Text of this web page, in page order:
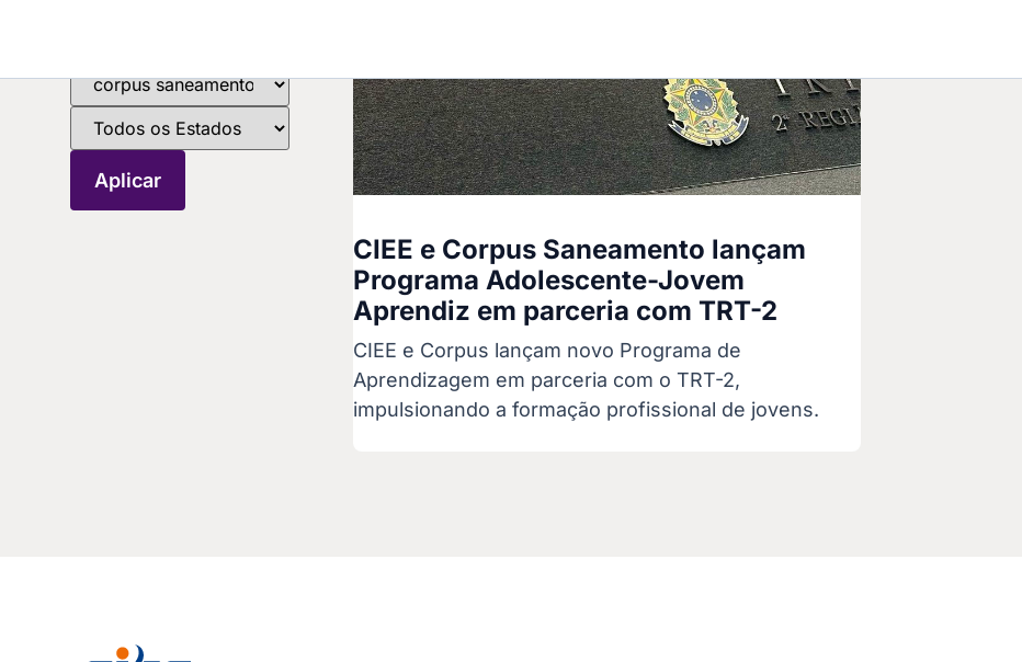
CIEE e Corpus Saneamento lançam
Programa Adolescente-Jovem
Aprendiz em parceria com TRT-2
CIEE e Corpus lançam novo Programa de
Aprendizagem em parceria com o TRT-2,
impulsionando a formação profissional de jovens.